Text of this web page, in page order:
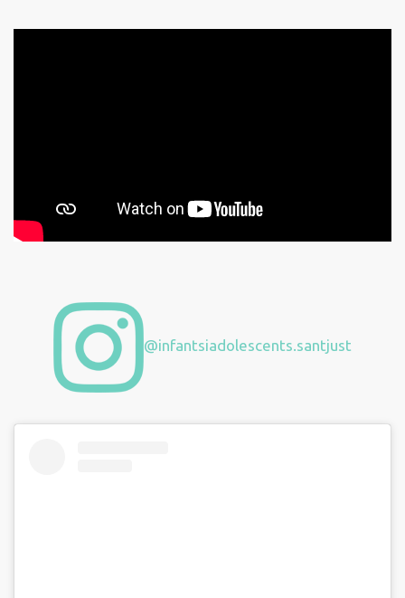
@infantsiadolescents.santjust